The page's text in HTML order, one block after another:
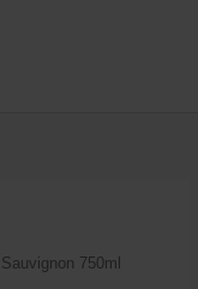
750ml